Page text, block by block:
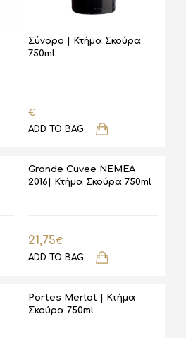
Σύνορο | Κτήμα Σκούρα
750ml
€
ADD TO BAG
Grande Cuvee NEMEA
2016| Κτήμα Σκούρα 750ml
21,75€
ADD TO BAG
Portes Merlot | Κτήμα
Σκούρα 750ml